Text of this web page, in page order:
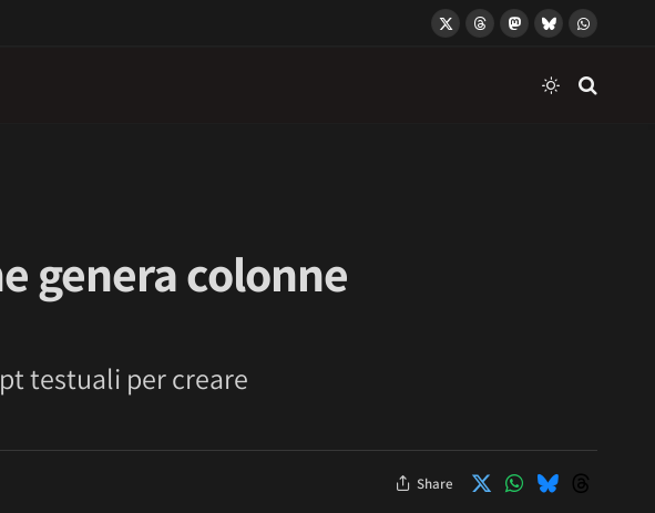
X
ThreadsMastodon
BlueskyWhatsApp
genera colonne
testuali per creare
Share